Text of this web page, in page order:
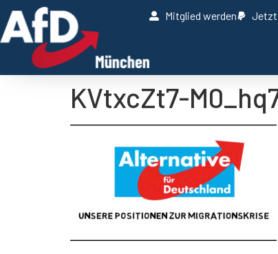
Mitglied werden Jetzt
KVtxcZt7-